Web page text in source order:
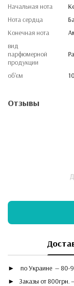
Начальная нота
Нота сердца
Конечная нота
вид
парфюмерной
продукции
об'єм 10
Отзывы
►
по Украине — 80-
► Заказы от 800грн.